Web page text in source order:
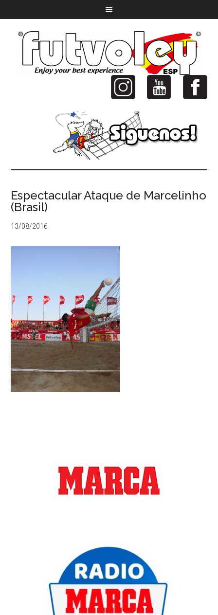
Espectacular Ataque de Marcelinho
(Brasil)
13/08/2016